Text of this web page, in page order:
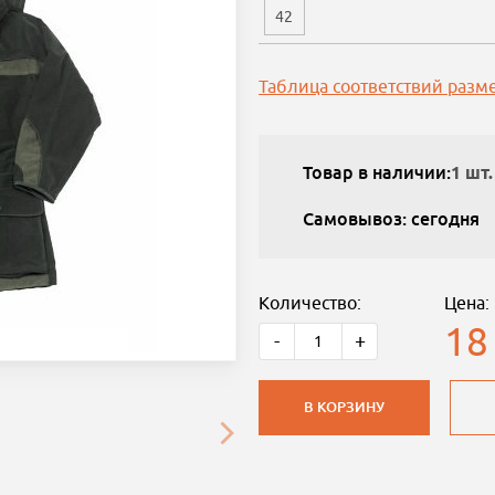
42
Таблица соответствий
Товар в наличии:1 шт.
Самовывоз: сегодня
Количество:
- +
Цена:
В КОРЗИНУ